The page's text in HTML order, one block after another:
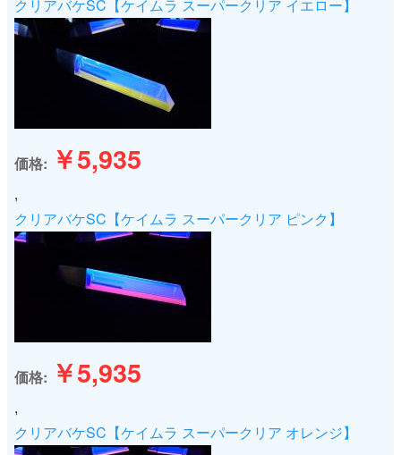
クリアバケSC【ケイムラ スーパークリア イエロー】
価格 ￥5,935
,
クリアバケSC【ケイムラ スーパークリア ピンク】
価格 ￥5,935
,
クリアバケSC【ケイムラ スーパークリア オレンジ】